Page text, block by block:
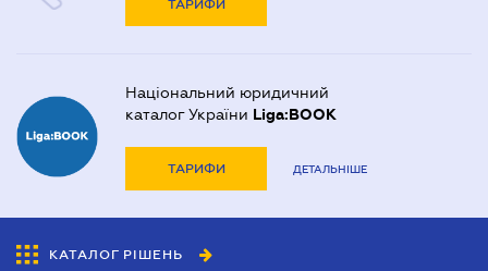
ТАРИФИ
Національний юридичний
каталог України Liga:BOOK
ТАРИФИ ДЕТАЛЬНІШЕ
КАТАЛОГ РІШЕНЬ